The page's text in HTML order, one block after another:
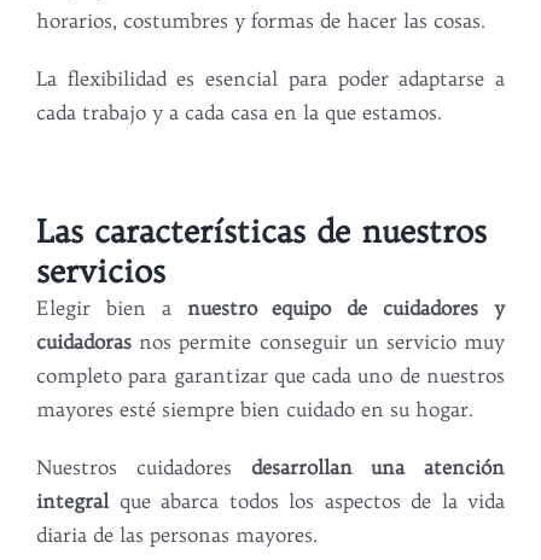
horarios, costumbres y formas de hacer las cosas.
La flexibilidad es esencial para poder adaptarse a
cada trabajo y a cada casa en la que estamos.
Las características de nuestros
servicios
Elegir bien a nuestro equipo de cuidadores y
cuidadoras nos permite conseguir un servicio muy
completo para garantizar que cada uno de nuestros
mayores esté siempre bien cuidado en su hogar.
Nuestros cuidadores desarrollan una atención
integral que abarca todos los aspectos de la vida
diaria de las personas mayores.